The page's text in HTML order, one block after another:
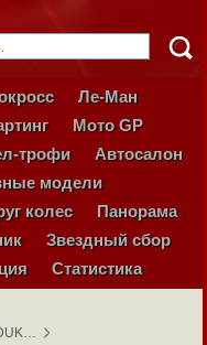
Ле-Ман
Мото GP
трофи
Автосалон
модели
колес
Панорама
Звездный сбор
Статистика